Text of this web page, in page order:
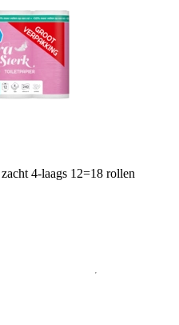
4-laags 12=18 rollen